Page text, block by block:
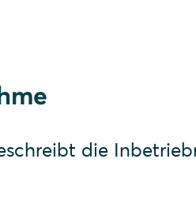
die